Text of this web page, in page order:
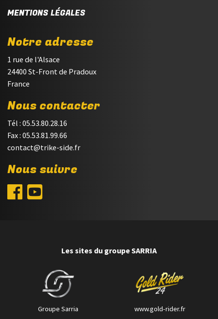
MENTIONS LÉGALES
Notre adresse
1 rue de l'Alsace
24400 St-Front de Pradoux
France
Nous contacter
Tél : 05.53.80.28.16
Fax : 05.53.81.99.66
contact@trike-side.fr
Nous suivre
Les sites du groupe SARRIA
Groupe Sarria www.gold-rider.fr